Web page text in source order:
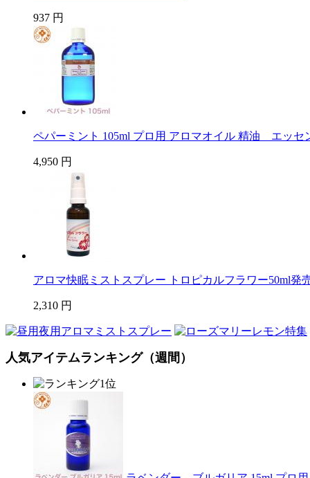
937 円
ペパーミント 105ml プロ用 アロマオイル 精油 エッセ
4,950 円
アロマ快眠ミストスプレー トロピカルフラワー50ml発
2,310 円
人気アイテムランキング（週間）